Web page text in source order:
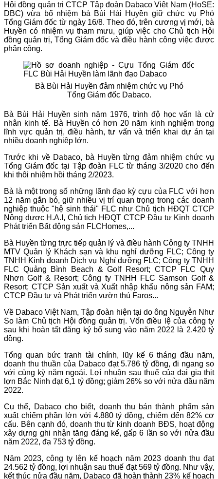
Hội đồng quản trị CTCP Tập đoàn Dabaco Việt Nam (HoSE:
DBC) vừa bổ nhiệm bà Bùi Hải Huyền giữ chức vụ Phó
Tổng Giám đốc từ ngày 16/8. Theo đó, trên cương vị mới, bà
Huyền có nhiệm vụ tham mưu, giúp việc cho Chủ tịch Hội
đồng quản trị, Tổng Giám đốc và điều hành công việc được
phân công.
Bà Bùi Hải Huyền đảm nhiệm chức vụ Phó
Tổng Giám đốc Dabaco.
Bà Bùi Hải Huyền sinh năm 1976, trình độ học vấn là cử
nhân kinh tế. Bà Huyền có hơn 20 năm kinh nghiệm trong
lĩnh vực quản trị, điều hành, tư vấn và triển khai dự án tại
nhiều doanh nghiệp lớn.
Trước khi về Dabaco, bà Huyền từng đảm nhiệm chức vụ
Tổng Giám đốc tại Tập đoàn FLC từ tháng 3/2020 cho đến
khi thôi nhiệm hồi tháng 2/2023.
Bà là một trong số những lãnh đạo kỳ cựu của FLC với hơn
12 năm gắn bó, giữ nhiều vị trí quan trọng trong các doanh
nghiệp thuộc "hệ sinh thái" FLC như Chủ tịch HĐQT CTCP
Nông dược H.A.I, Chủ tịch HĐQT CTCP Đầu tư Kinh doanh
Phát triển Bất động sản FLCHomes,...
Bà Huyền từng trực tiếp quản lý và điều hành Công ty TNHH
MTV Quản lý Khách sạn và khu nghỉ dưỡng FLC; Công ty
TNHH Kinh doanh Dịch vụ Nghỉ dưỡng FLC; Công ty TNHH
FLC Quảng Bình Beach & Golf Resort; CTCP FLC Quy
Nhơn Golf & Resort; Công ty TNHH FLC Samson Golf &
Resort; CTCP Sản xuất và Xuất nhập khẩu nông sản FAM;
CTCP Đầu tư và Phát triển vườn thú Faros...
Về Dabaco Việt Nam, Tập đoàn hiện tại do ông Nguyễn Như
So làm Chủ tịch Hội đồng quản trị. Vốn điều lệ của công ty
sau khi hoàn tất đăng ký bổ sung vào năm 2022 là 2.420 tỷ
đồng.
Tổng quan bức tranh tài chính, lũy kế 6 tháng đầu năm,
doanh thu thuần của Dabaco đạt 5.786 tỷ đồng, đi ngang so
với cùng kỳ năm ngoái. Lợi nhuận sau thuế của đại gia thịt
lợn Bắc Ninh đạt 6,1 tỷ đồng; giảm 26% so với nửa đầu năm
2022.
Cụ thể, Dabaco cho biết, doanh thu bán thành phẩm sản
xuất chiếm phần lớn với 4.880 tỷ đồng, chiếm đến 82% cơ
cấu. Bên cạnh đó, doanh thu từ kinh doanh BĐS, hoạt động
xây dựng ghi nhận tăng đáng kể, gấp 6 lần so với nửa đầu
năm 2022, đạ 753 tỷ đồng.
Năm 2023, công ty lên kế hoạch năm 2023 doanh thu đạt
24.562 tỷ đồng, lợi nhuận sau thuế đạt 569 tỷ đồng. Như vậy,
kết thúc nửa đầu năm, Dabaco đã hoàn thành 23% kế hoạch